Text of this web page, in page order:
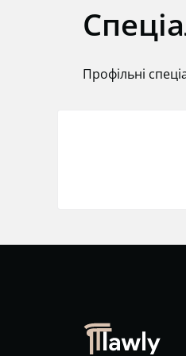
Профільні